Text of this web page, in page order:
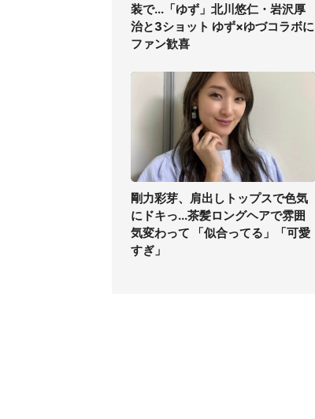
装で...「ゆず」北川悠仁・岩沢厚
治と3ショット ゆず×ゆづコラボに
ファン歓喜
剛力彩芽、肩出しトップスで色気
にドキっ...茶髪ロングヘアで雰囲
気変わって 「似合ってる」「可愛
すぎ」